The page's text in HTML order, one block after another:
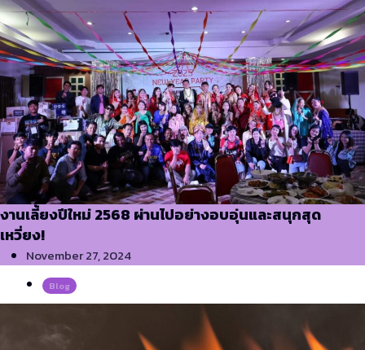
งานเลี้ยงปีใหม่ 2568 ผ่านไปอย่างอบอุ่นและสนุกสุด
เหวี่ยง!
November 27, 2024
Blog